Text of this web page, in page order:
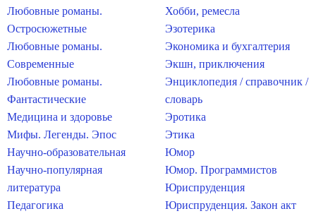
Любовные романы.
Остросюжетные
Любовные романы.
Современные
Любовные романы.
Фантастические
Медицина и здоровье
Мифы. Легенды. Эпос
Научно-образовательная
Научно-популярная
литература
Педагогика
Хобби, ремесла
Эзотерика
Экономика и бухгалтерия
Экшн, приключения
Энциклопедия / справочник /
словарь
Эротика
Этика
Юмор
Юмор. Программистов
Юриспруденция
Юриспруденция. Закон акт